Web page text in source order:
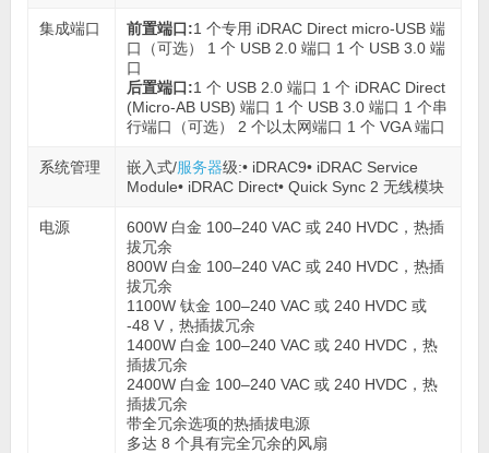
集成端口 前置端口:1 个专用 iDRAC Direct micro-USB 端
口（可选） 1 个 USB 2.0 端口 1 个 USB 3.0 端
口
后置端口:1 个 USB 2.0 端口 1 个 iDRAC Direct
(Micro-AB USB) 端口 1 个 USB 3.0 端口 1 个串
行端口（可选） 2 个以太网端口 1 个 VGA 端口
系统管理 嵌入式/服务器级:• iDRAC9• iDRAC Service
Module• iDRAC Direct• Quick Sync 2 无线模块
电源
600W 白金 100–240 VAC 或 240 HVDC，热插
拔冗余
800W 白金 100–240 VAC 或 240 HVDC，热插
拔冗余
1100W 钛金 100–240 VAC 或 240 HVDC 或
-48 V，热插拔冗余
1400W 白金 100–240 VAC 或 240 HVDC，热
插拔冗余
2400W 白金 100–240 VAC 或 240 HVDC，热
插拔冗余
带全冗余选项的热插拔电源
多达 8 个具有完全冗余的风扇